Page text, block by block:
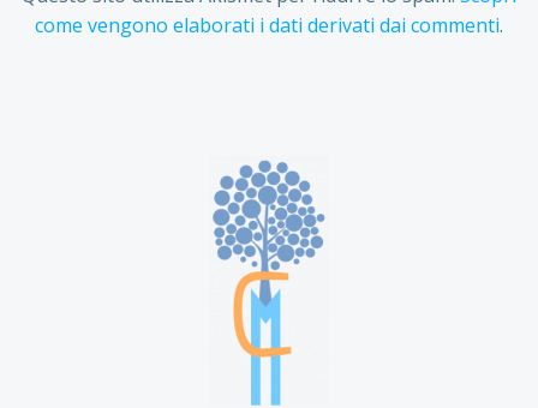
come vengono elaborati i dati derivati dai commenti.